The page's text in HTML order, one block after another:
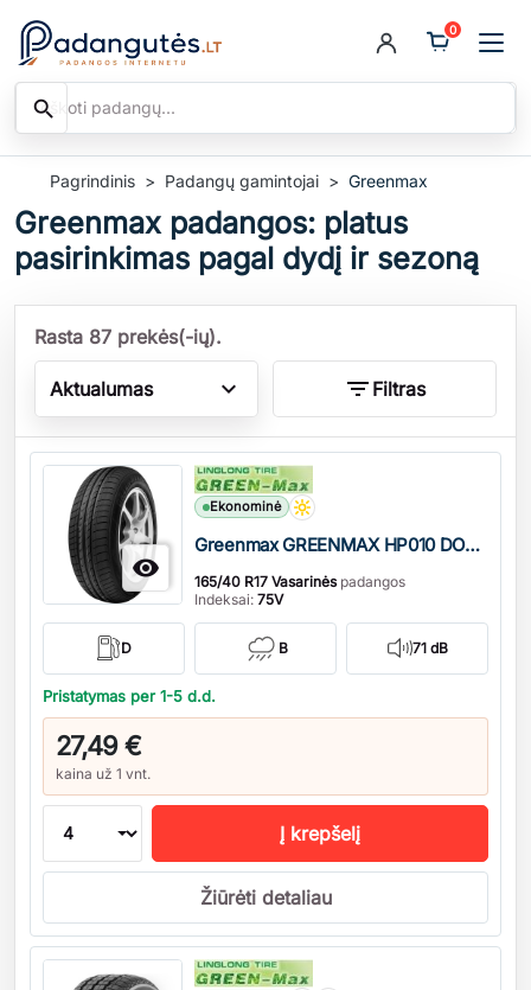
Ieškoti
search
0
Pagrindinis Padangų gamintojai Greenmax
Greenmax padangos: platus
pasirinkimas pagal dydį ir sezoną
Rasta 87 prekės(-ių).
Aktualumas expand_more filter_list Filtras

Ekonominė
Greenmax GREENMAX HP010 DOT21
165/40 R17 Vasarinėspadangos
Indeksai: 75V
D B 71 dB
Pristatymas per 1-5 d.d.
27,49 €
kaina už 1 vnt.
Kiekis
Į krepšelį
Žiūrėti detaliau
Kiekis